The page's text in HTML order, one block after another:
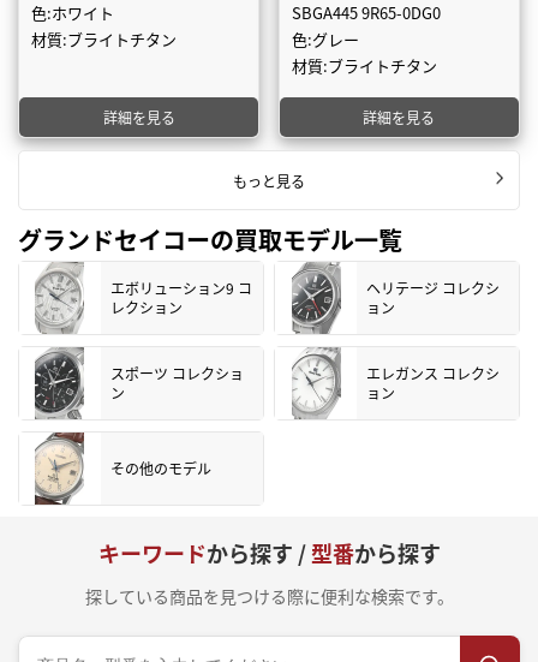
色:ホワイト
材質:ブライトチタン
詳細を見る
SBGA445 9R65-0DG0
色:グレー
材質:ブライトチタン
詳細を見る
もっと見る
グランドセイコーの買取モデル一覧
エボリューション9 コ
レクション
ヘリテージ コレクシ
ョン
スポーツ コレクショ
ン
エレガンス コレクシ
ョン
その他のモデル
キーワードから探す /型番から探す
探している商品を見つける際に便利な検索です。